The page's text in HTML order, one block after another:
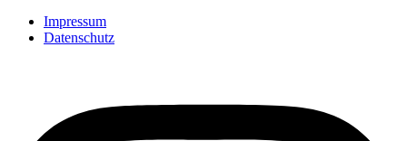
Impressum
Datenschutz